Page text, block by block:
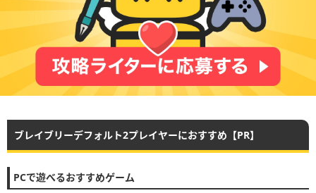
ブレイブリーデフォルト2プレイヤーにおすすめ【PR】
PCで遊べるおすすめゲーム